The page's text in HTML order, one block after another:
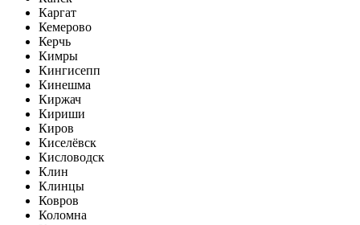
Каргат
Кемерово
Керчь
Кимры
Кингисепп
Кинешма
Киржач
Кириши
Киров
Киселёвск
Кисловодск
Клин
Клинцы
Ковров
Коломна